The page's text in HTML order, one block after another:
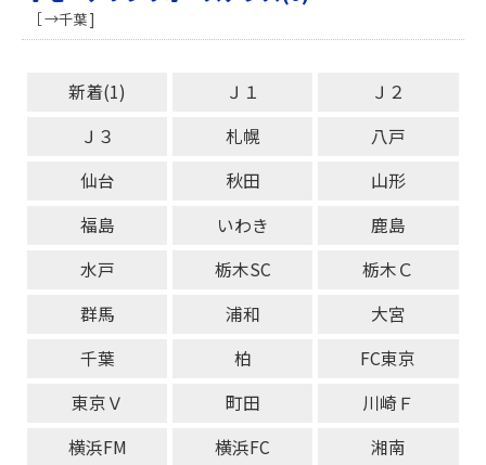
［ →千葉 ]
新着(1) Ｊ１
Ｊ２
Ｊ３
札幌
八戸
仙台
秋田
山形
福島
いわき
鹿島
水戸
栃木SC
栃木Ｃ
群馬
浦和
大宮
千葉
柏
FC東京
東京Ｖ
町田
川崎Ｆ
横浜FM
横浜FC
湘南